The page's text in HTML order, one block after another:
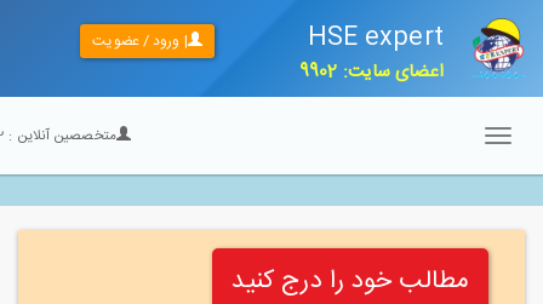
HSE expert
اعضای سایت: 9902
| ورود / عضویت
متخصصین آنلاین :22
Toggle
navigation
مطالب خود را درج کنید